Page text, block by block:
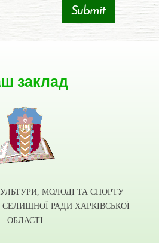
заклад
МОЛОДІ ТА СПОРТУ
РАДИ ХАРКІВСЬКОЇ
ОБЛАСТІ